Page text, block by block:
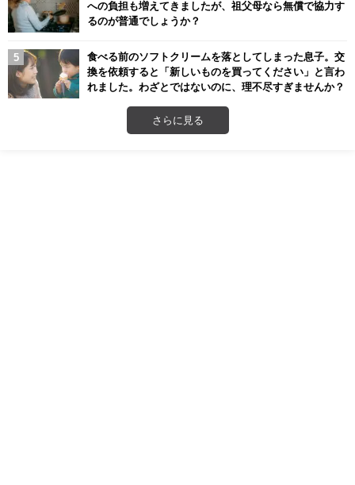
への負担も増えてきましたが、祖父母なら無償で協力す
るのが普通でしょうか？
食べる前のソフトクリームを落としてしまった息子。交
換を依頼すると「新しいものを買ってください」と言わ
れました。わざとではないのに、理不尽すぎませんか？
さらに見る